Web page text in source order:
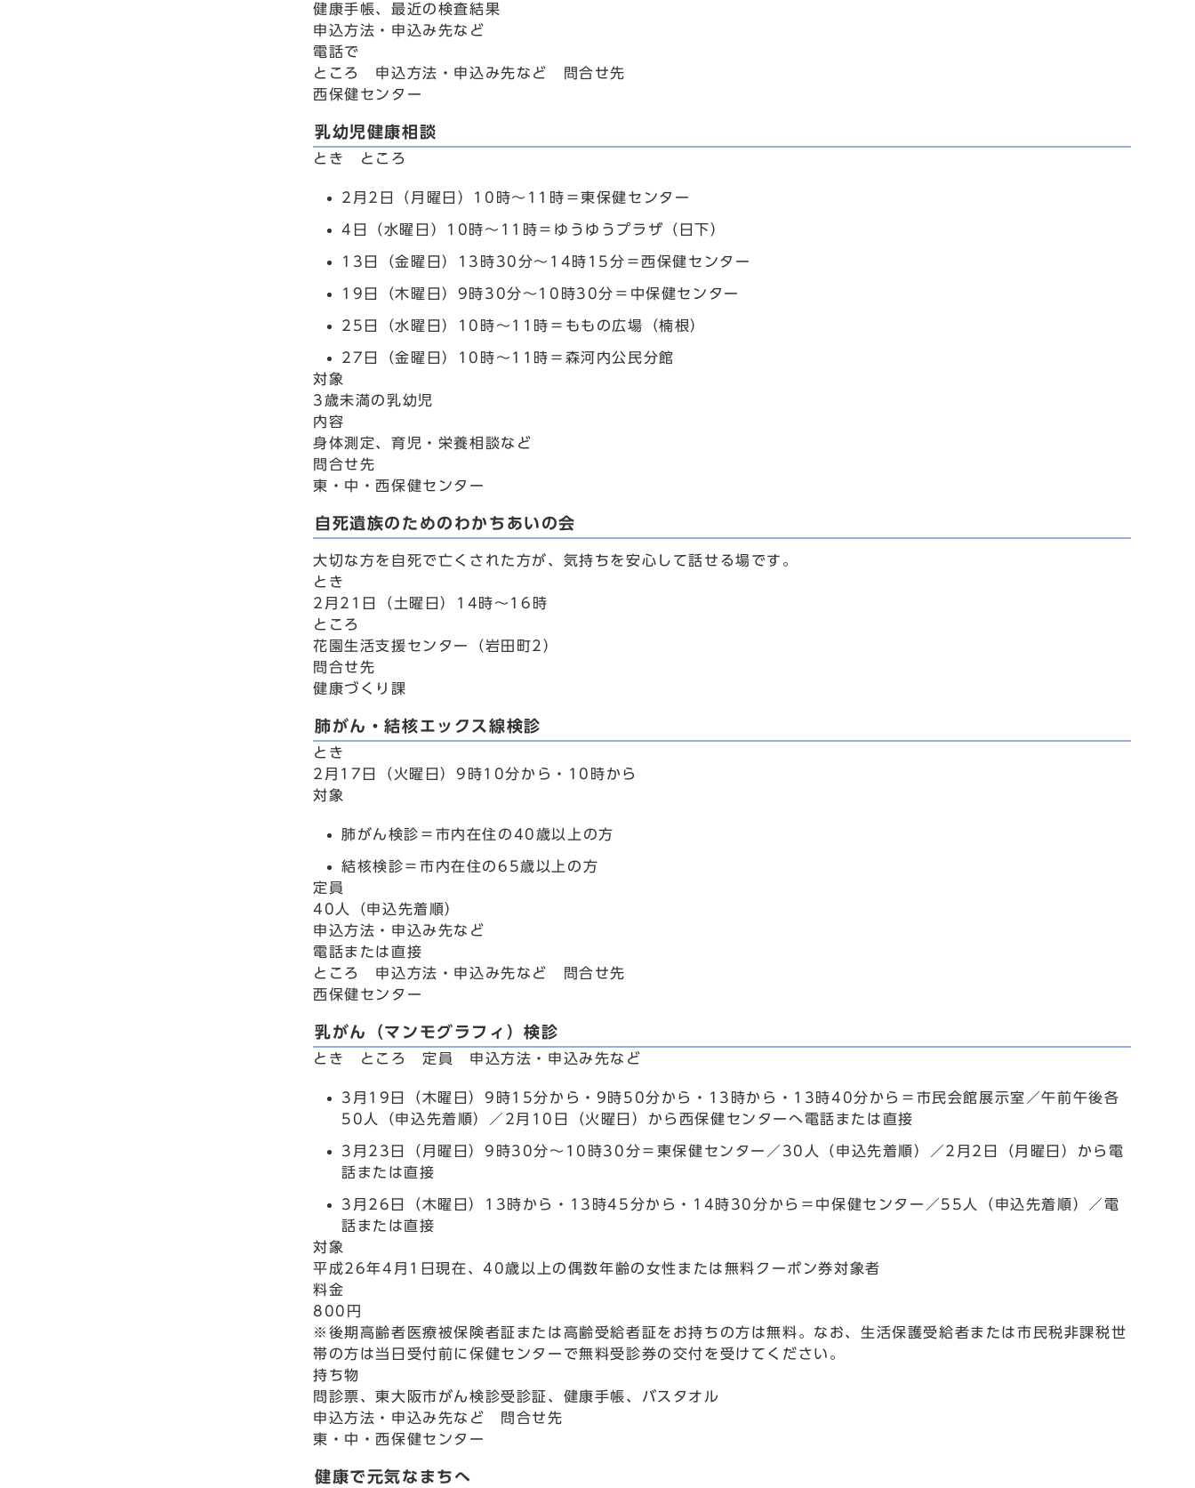
健康手帳、最近の検査結果
申込方法・申込み先など
電話で
ところ 申込方法・申込み先など 問合せ先
西保健センター
乳幼児健康相談
とき ところ
2月2日（月曜日）10時～11時＝東保健センター
4日（水曜日）10時～11時＝ゆうゆうプラザ（日下）
13日（金曜日）13時30分～14時15分＝西保健センター
19日（木曜日）9時30分～10時30分＝中保健センター
25日（水曜日）10時～11時＝ももの広場（楠根）
27日（金曜日）10時～11時＝森河内公民分館
対象
3歳未満の乳幼児
内容
身体測定、育児・栄養相談など
問合せ先
東・中・西保健センター
自死遺族のためのわかちあいの会
大切な方を自死で亡くされた方が、気持ちを安心して話せる場です。
とき
2月21日（土曜日）14時～16時
ところ
花園生活支援センター（岩田町2）
問合せ先
健康づくり課
肺がん・結核エックス線検診
とき
2月17日（火曜日）9時10分から・10時から
対象
肺がん検診＝市内在住の40歳以上の方
結核検診＝市内在住の65歳以上の方
定員
40人（申込先着順）
申込方法・申込み先など
電話または直接
ところ 申込方法・申込み先など 問合せ先
西保健センター
乳がん（マンモグラフィ）検診
とき ところ 定員 申込方法・申込み先など
3月19日（木曜日）9時15分から・9時50分から・13時から・13時40分から＝市民会館展示室／午前午後各
50人（申込先着順）／2月10日（火曜日）から西保健センターへ電話または直接
3月23日（月曜日）9時30分～10時30分＝東保健センター／30人（申込先着順）／2月2日（月曜日）から電
話または直接
3月26日（木曜日）13時から・13時45分から・14時30分から＝中保健センター／55人（申込先着順）／電
話または直接
対象
平成26年4月1日現在、40歳以上の偶数年齢の女性または無料クーポン券対象者
料金
800円
※後期高齢者医療被保険者証または高齢受給者証をお持ちの方は無料。なお、生活保護受給者または市民税非課税世
帯の方は当日受付前に保健センターで無料受診券の交付を受けてください。
持ち物
問診票、東大阪市がん検診受診証、健康手帳、バスタオル
申込方法・申込み先など 問合せ先
東・中・西保健センター
健康で元気なまちへ